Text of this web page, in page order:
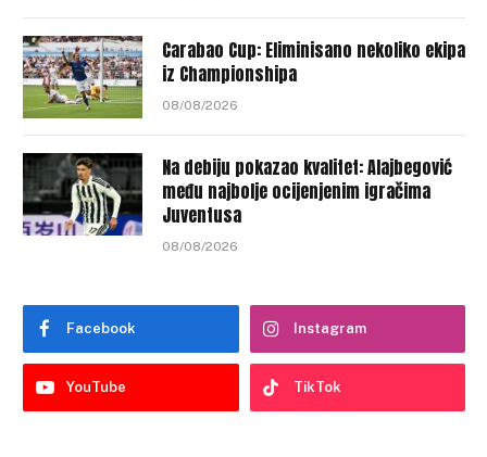
Carabao Cup: Eliminisano nekoliko ekipa
iz Championshipa
08/08/2026
Na debiju pokazao kvalitet: Alajbegović
među najbolje ocijenjenim igračima
Juventusa
08/08/2026
Facebook Instagram
YouTube TikTok